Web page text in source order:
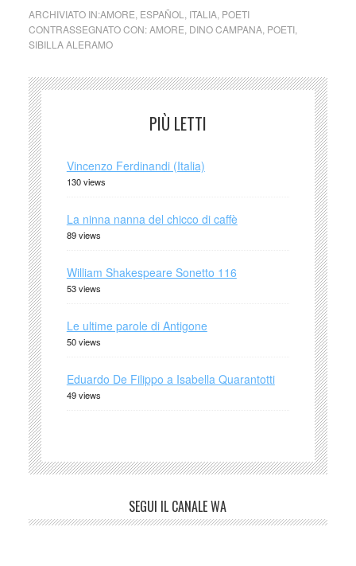
ARCHIVIATO IN:AMORE ESPAÑOL ITALIA, POETI
CONTRASSEGNATO CON:AMORE DINO CAMPANA, POETI,
SIBILLA ALERAMO
PIÙ LETTI
Vincenzo Ferdinandi (Italia)
130 views
La ninna nanna del chicco di caffè
89 views
William Shakespeare Sonetto 116
53 views
Le ultime parole di Antigone
50 views
Eduardo De Filippo a Isabella Quarantotti
49 views
SEGUI IL CANALE WA